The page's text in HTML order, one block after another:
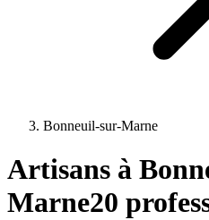
Bonneuil-sur-Marne
Artisans à
Marne20